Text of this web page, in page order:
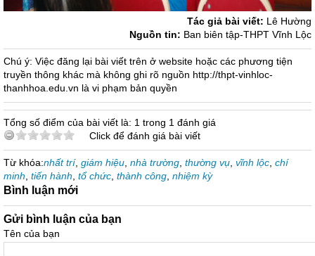
Tác giả bài viết: Lê Hường
Nguồn tin: Ban biên tập-THPT Vĩnh Lộc
Chú ý: Việc đăng lại bài viết trên ở website hoặc các phương tiện
truyền thông khác mà không ghi rõ nguồn http://thpt-vinhloc-
thanhhoa.edu.vn là vi phạm bản quyền
Tổng số điểm của bài viết là: 1 trong 1 đánh giá
Click để đánh giá bài viết
Từ khóa:nhất trí, giám hiệu nhà trường thường vụ vĩnh lộc chí
minh tiến hành tổ chức thành công nhiệm kỳ
Bình luận mới
Gửi bình luận của bạn
Tên của bạn